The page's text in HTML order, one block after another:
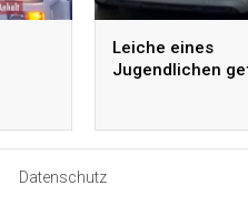
Leiche eines
Jugendlichen
Datenschutz